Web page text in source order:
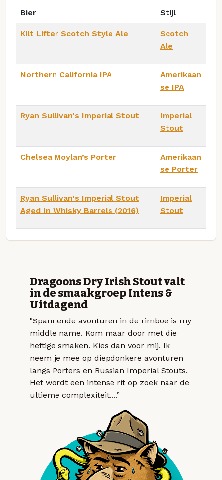
Bier Stijl
Kilt Lifter Scotch Style Ale
Scotch
Ale
Northern California IPA
Amerikaan
se IPA
Ryan Sullivan's Imperial Stout
Imperial
Stout
Chelsea Moylan’s Porter
Amerikaan
se Porter
Ryan Sullivan's Imperial Stout
Aged In Whisky Barrels (2016)
Imperial
Stout
Dragoons Dry Irish Stout valt
in de smaakgroep Intens &
Uitdagend
"Spannende avonturen in de rimboe is my
middle name. Kom maar door met die
heftige smaken. Kies dan voor mij. Ik
neem je mee op diepdonkere avonturen
langs Porters en Russian Imperial Stouts.
Het wordt een intense rit op zoek naar de
ultieme complexiteit....”